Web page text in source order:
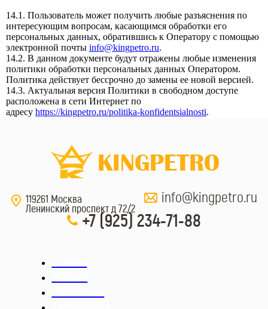
14.1. Пользователь может получить любые разъяснения по
интересующим вопросам, касающимся обработки его
персональных данных, обратившись к Оператору с помощью
электронной почты info@kingpetro.ru.
14.2. В данном документе будут отражены любые изменения
политики обработки персональных данных Оператором.
Политика действует бессрочно до замены ее новой версией.
14.3. Актуальная версия Политики в свободном доступе
расположена в сети Интернет по
адресу https://kingpetro.ru/politika-konfidentsialnosti.
119261 Москва
Ленинский проспект д 72/2
info@kingpetro.ru
+7 (925) 234-71-88